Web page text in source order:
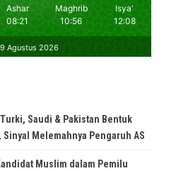
Saudi & Pakistan Bentuk
Sinyal Melemahnya Pengaruh AS
Muslim dalam Pemilu